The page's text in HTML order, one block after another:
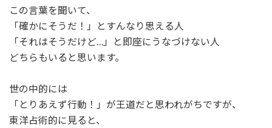
この言葉を聞いて、
「確かにそうだ！」とすんなり思える人
「それはそうだけど…」と即座にうなづけない人
どちらもいると思います。
世の中的には
「とりあえず行動！」が王道だと思われがちですが、
東洋占術的に見ると、